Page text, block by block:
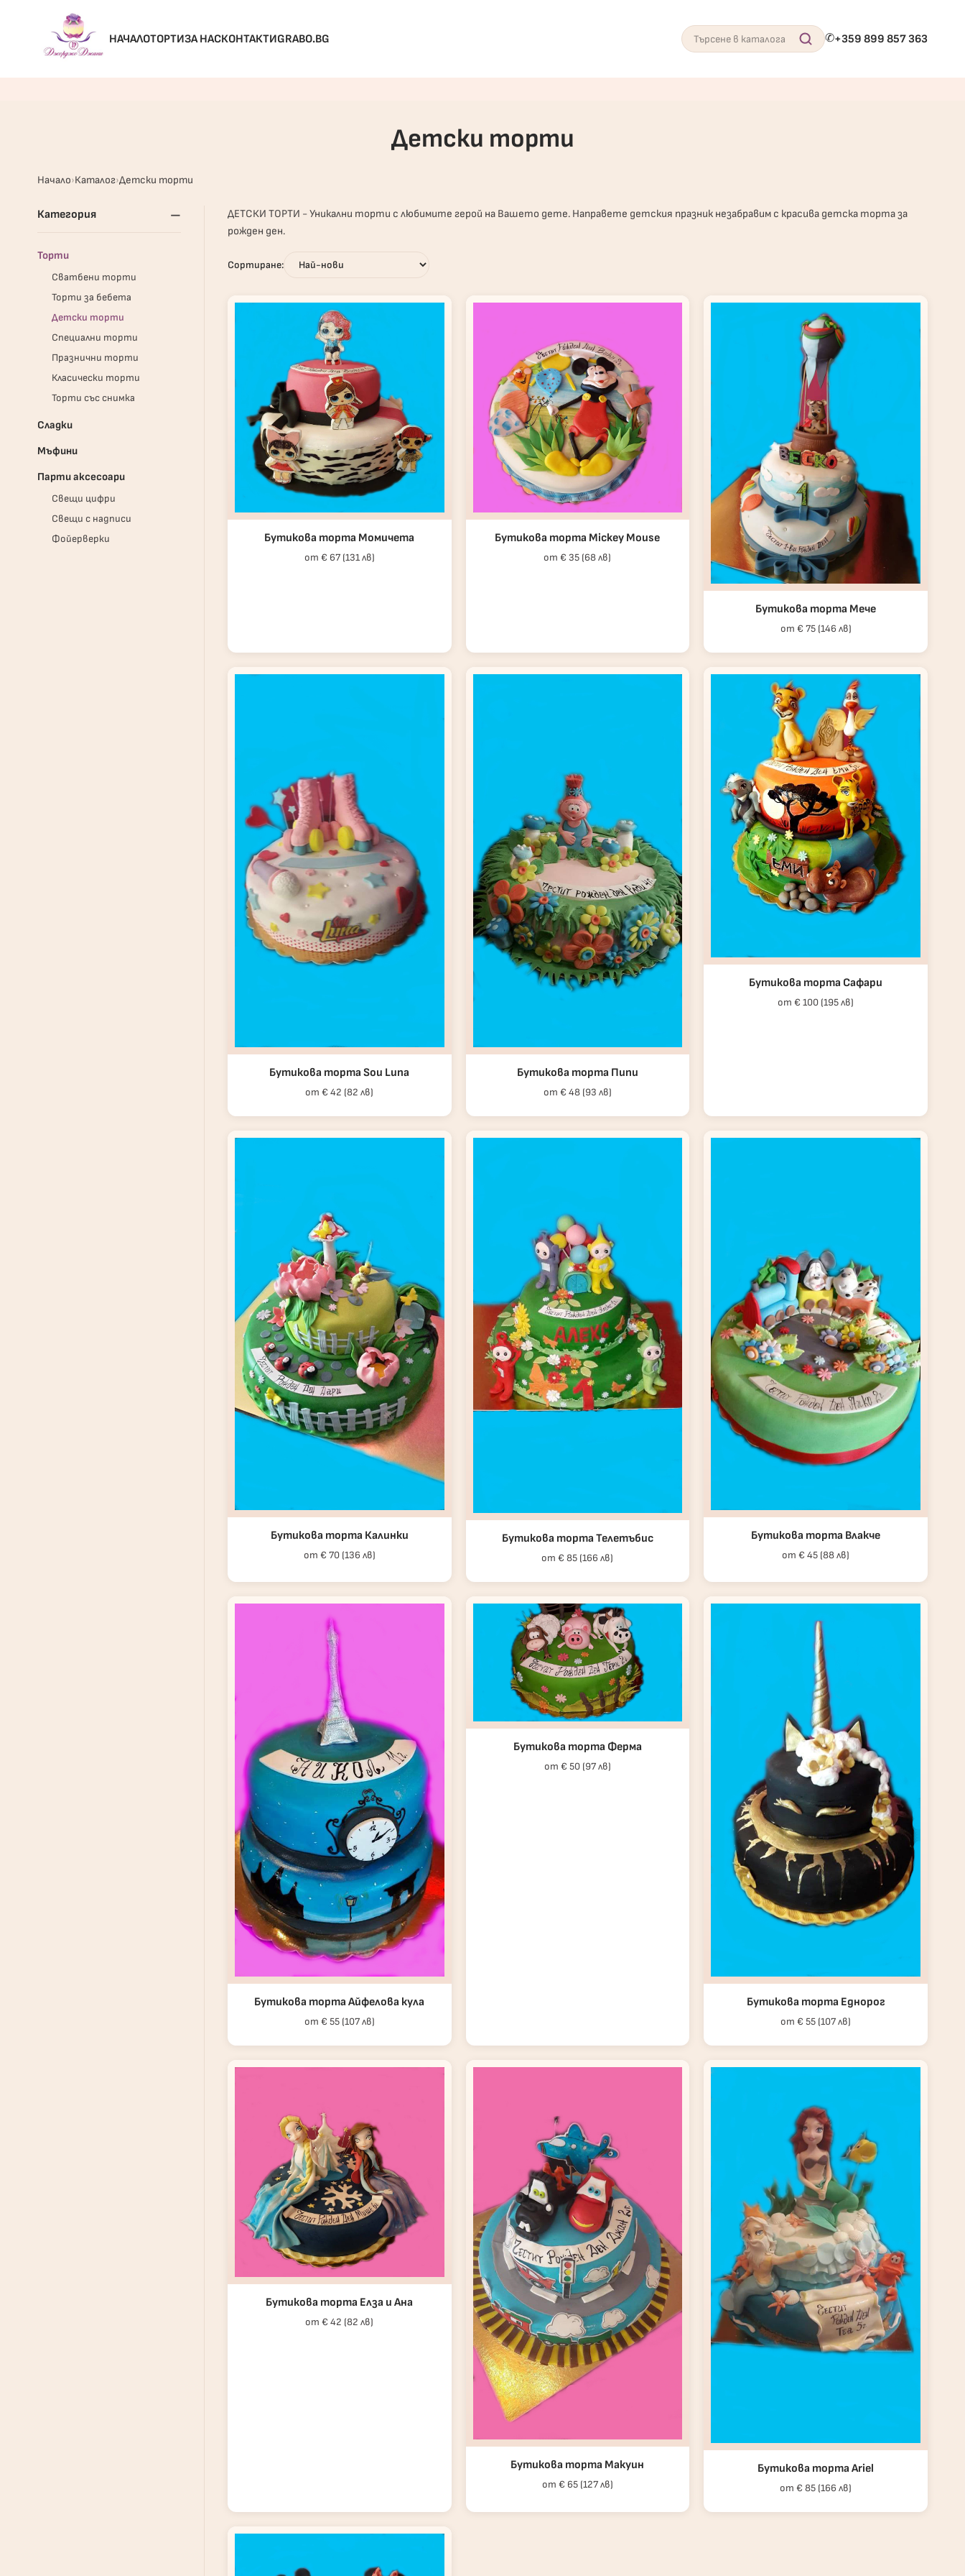
НАЧАЛОТОРТИЗА НАСКОНТАКТИGRABO.BG
Search
✆+359 899 857 363
Детски торти
Начало Каталог Детски торти
Категория –
Торти
Сватбени торти
Торти за бебета
Детски торти
Специални торти
Празнични торти
Класически торти
Торти със снимка
Сладки
Мъфини
Парти аксесоари
Свещи цифри
Свещи с надписи
Фойерверки
ДЕТСКИ ТОРТИ - Уникални торти с любимите герой на Вашето дете. Направете детския празник незабравим с красива детска торта за
рожден ден.
Сортиране:
Бутикова торта Момичета
от € 67 (131 лв)
Бутикова торта Mickey Mouse
от € 35 (68 лв)
Бутикова торта Мече
от € 75 (146 лв)
Бутикова торта Sou Luna
от € 42 (82 лв)
Бутикова торта Пипи
от € 48 (93 лв)
Бутикова торта Сафари
от € 100 (195 лв)
Бутикова торта Калинки
от € 70 (136 лв)
Бутикова торта Телетъбис
от € 85 (166 лв)
Бутикова торта Влакче
от € 45 (88 лв)
Бутикова торта Айфелова кула
от € 55 (107 лв)
Бутикова торта Ферма
от € 50 (97 лв)
Бутикова торта Еднорог
от € 55 (107 лв)
Бутикова торта Елза и Ана
от € 42 (82 лв)
Бутикова торта Макуин
от € 65 (127 лв)
Бутикова торта Ariel
от € 85 (166 лв)